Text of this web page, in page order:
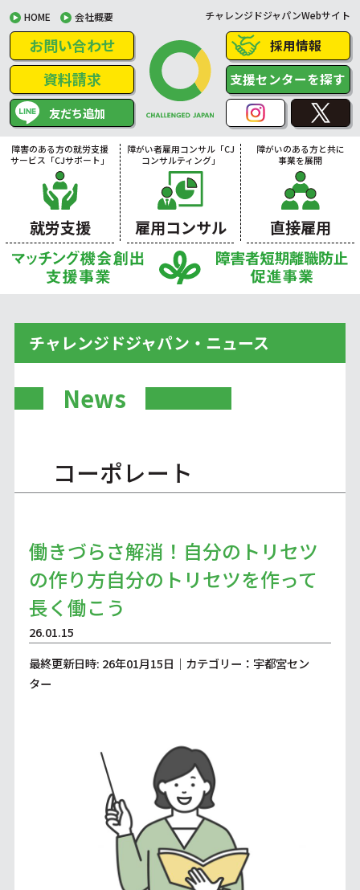
HOME 会社概要 チャレンジドジャパンWebサイト
お問い合わせ
資料請求
友だち追加
採用情報
支援センターを探す
障害のある方の就労支援
サービス「CJサポート」
就労支援
障がい者雇用コンサル「CJ
コンサルティング」
雇用コンサル
障がいのある方と共に
事業を展開
直接雇用
チャレンジドジャパン・ニュース
News
コーポレート
働きづらさ解消！自分のトリセツ
の作り方自分のトリセツを作って
長く働こう
26.01.15
最終更新日時: 26年01月15日｜カテゴリー：宇都宮セン
ター